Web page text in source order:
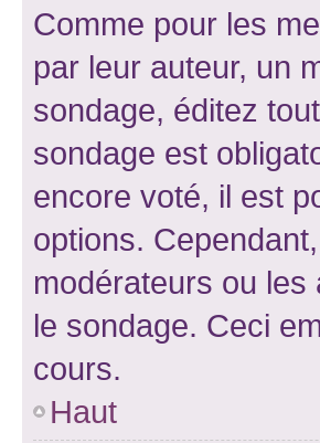
Comme pour les
par leur auteur, un
sondage, éditez
sondage est
encore voté, il est
options.
modérateurs ou
le sondage. Ceci
cours.
Haut